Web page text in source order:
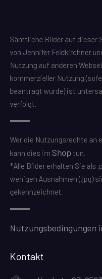
Sämtliche Bilder auf dieser
von Jennifer Feldkirchner
Nutzung auf anderen
kommerzieller Nutzung
beantragt wurde) ist
verfolgt.
Wer die Nutzungsrechte an
kann dies im Shop tun.
*Alle Bilder erhalten Sie als
wenigen Ausnahmen (.jpg)
gekennzeichnet.
Nutzungsbedingungen
Kontakt